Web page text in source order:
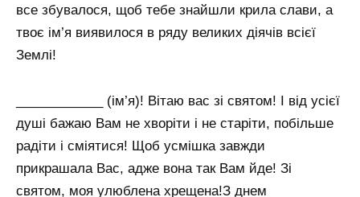
все збувалося, щоб тебе знайшли крила слави, а
твоє ім’я виявилося в ряду великих діячів всієї
Землі!
____________ (ім’я)! Вітаю вас зі святом! І від усієї
душі бажаю Вам не хворіти і не старіти, побільше
радіти і сміятися! Щоб усмішка завжди
прикрашала Вас, адже вона так Вам йде! Зі
святом, моя улюблена хрещена!З днем ​​